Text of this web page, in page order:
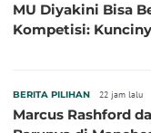
MU Diyakini Bisa
Kompetisi:
BERITA PILIHAN 22 jam lalu
Marcus Rashford